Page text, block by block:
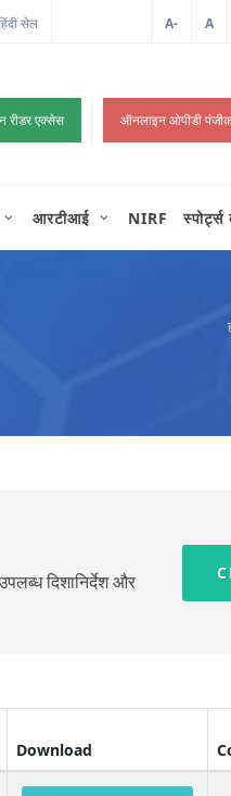
सेल A- A
रीडर एक्सेस ऑनलाइन ओपीडी
आरटीआई NIRF
दिशानिर्देश और
Download